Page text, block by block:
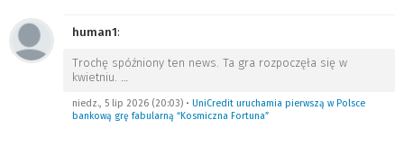
human1:
Trochę spóźniony ten news. Ta gra rozpoczęła się w
kwietniu.
niedz., 5 lip 2026 (20:03) • UniCredit uruchamia pierwszą w Polsce
bankową grę fabularną “Kosmiczna Fortuna”